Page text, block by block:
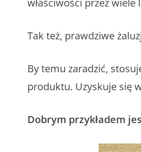
Tak też, prawdziwe
By temu zaradzić,
produktu. Uzyskuje się
Dobrym przykładem